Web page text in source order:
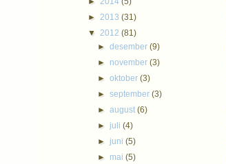
► 2013 (31)
▼ 2012 (81)
►desember(9)
► november(3)
►oktober(3)
►september(3)
►august(6)
► juli(4)
► juni(5)
► mai(5)